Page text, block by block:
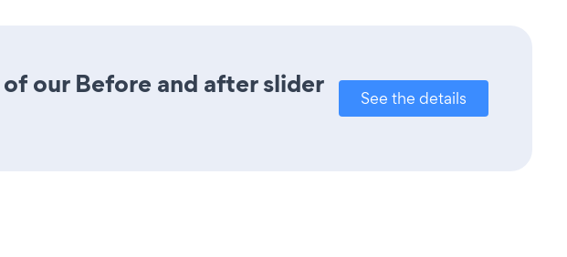
our Before and after slider
See the details